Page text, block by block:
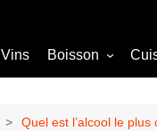
Vins Boisson
Cocktail
Quel est l’alcool le